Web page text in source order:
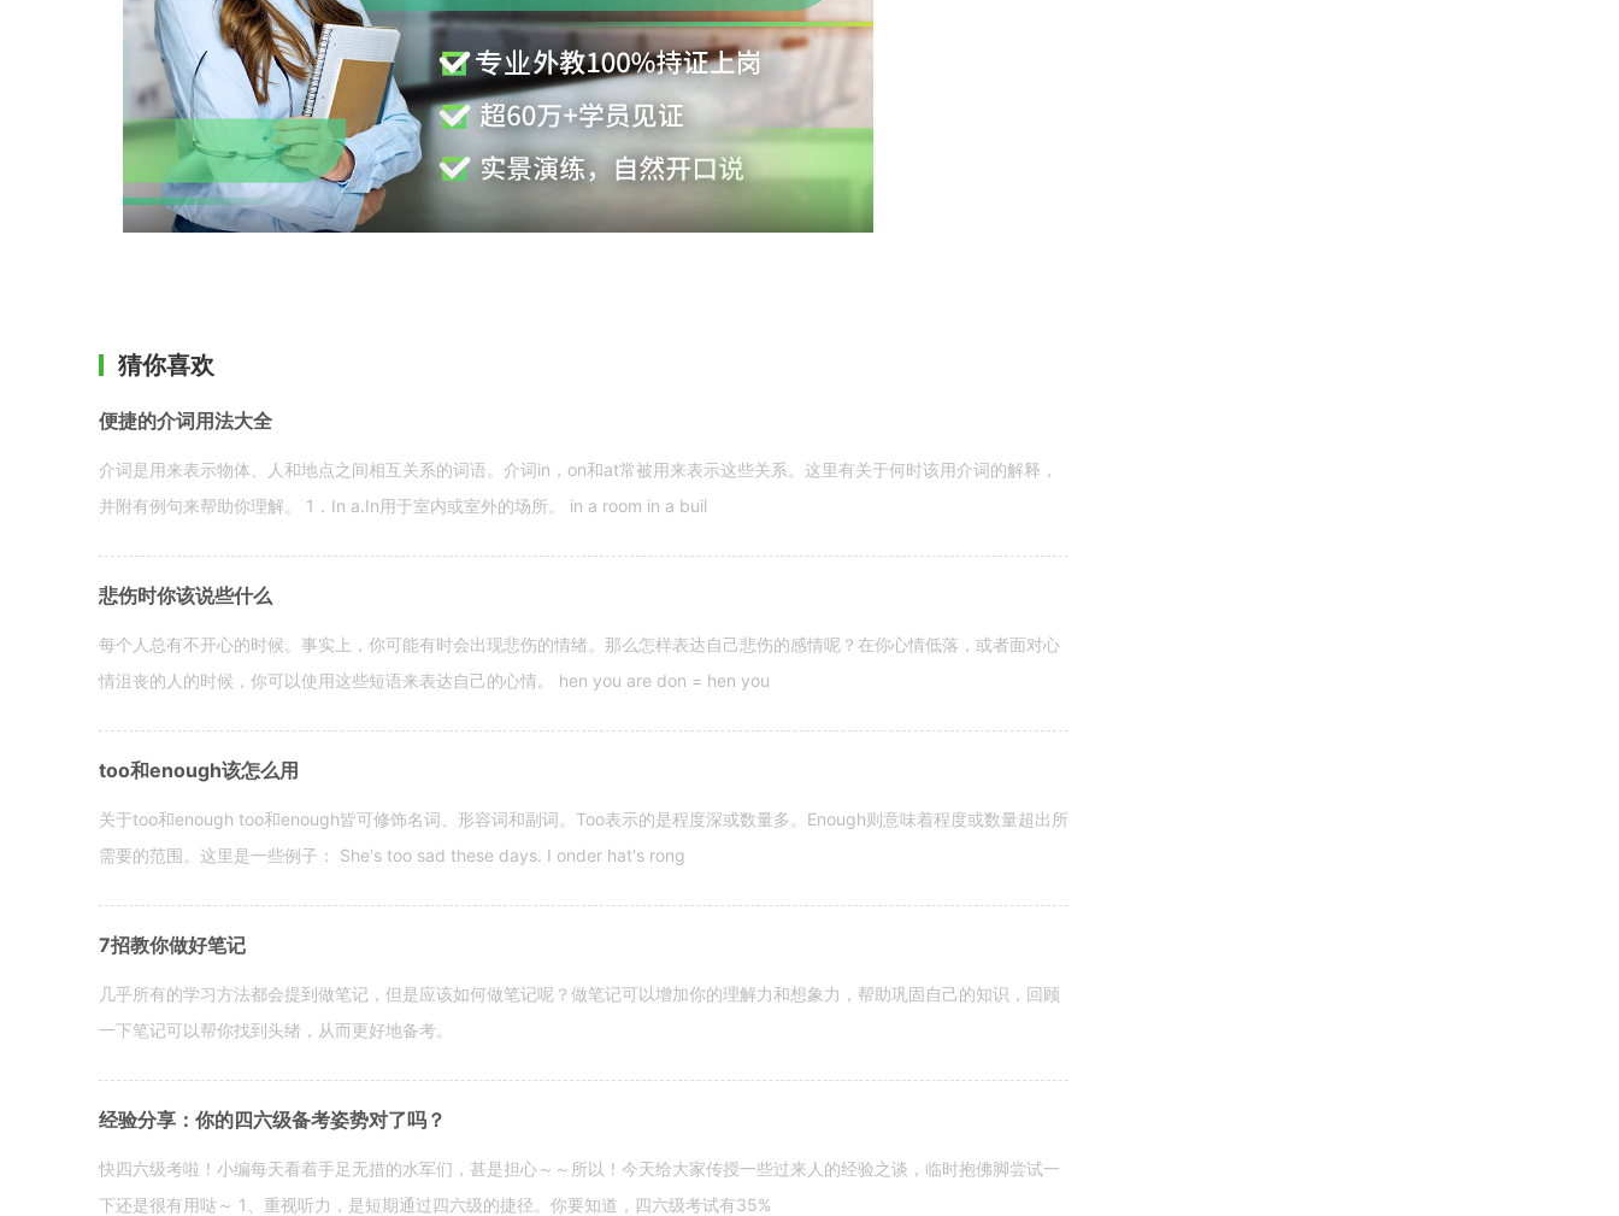
猜你喜欢
便捷的介词用法大全
介词是用来表示物体、人和地点之间相互关系的词语。介词in，on和at常被用来表示这些关系。这里有关于何时该用介词的解释，
并附有例句来帮助你理解。 1．In a.In用于室内或室外的场所。 in a room in a buil
悲伤时你该说些什么
每个人总有不开心的时候。事实上，你可能有时会出现悲伤的情绪。那么怎样表达自己悲伤的感情呢？在你心情低落，或者面对心
情沮丧的人的时候，你可以使用这些短语来表达自己的心情。 hen you are don = hen you
too和enough该怎么用
关于too和enough too和enough皆可修饰名词、形容词和副词。Too表示的是程度深或数量多。Enough则意味着程度或数量超出所
需要的范围。这里是一些例子： She's too sad these days. I onder hat's rong
7招教你做好笔记
几乎所有的学习方法都会提到做笔记，但是应该如何做笔记呢？做笔记可以增加你的理解力和想象力，帮助巩固自己的知识，回顾
一下笔记可以帮你找到头绪，从而更好地备考。
经验分享：你的四六级备考姿势对了吗？
快四六级考啦！小编每天看着手足无措的水军们，甚是担心～～所以！今天给大家传授一些过来人的经验之谈，临时抱佛脚尝试一
下还是很有用哒～ 1、重视听力，是短期通过四六级的捷径。你要知道，四六级考试有35%